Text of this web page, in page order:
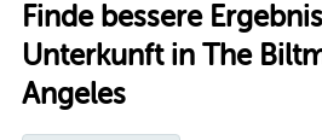
Finde bessere
Unterkunft in The
Angeles